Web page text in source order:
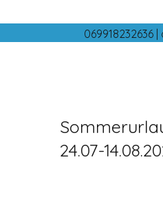
069918232636 |
24.07-